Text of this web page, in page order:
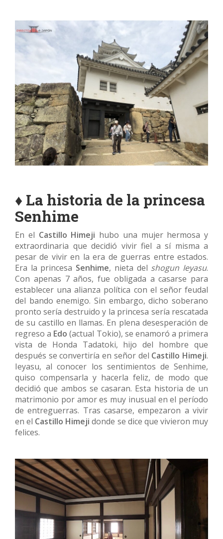
♦ La historia de la princesa
Senhime
En el Castillo Himeji hubo una mujer hermosa y
extraordinaria que decidió vivir fiel a sí misma a
pesar de vivir en la era de guerras entre estados.
Era la princesa Senhime, nieta del shogun Ieyasu.
Con apenas 7 años, fue obligada a casarse para
establecer una alianza política con el señor feudal
del bando enemigo. Sin embargo, dicho soberano
pronto sería destruido y la princesa sería rescatada
de su castillo en llamas. En plena desesperación de
regreso a Edo (actual Tokio), se enamoró a primera
vista de Honda Tadatoki, hijo del hombre que
después se convertiría en señor del Castillo Himeji.
Ieyasu, al conocer los sentimientos de Senhime,
quiso compensarla y hacerla feliz, de modo que
decidió que ambos se casaran. Esta historia de un
matrimonio por amor es muy inusual en el período
de entreguerras. Tras casarse, empezaron a vivir
en el Castillo Himeji donde se dice que vivieron muy
felices.